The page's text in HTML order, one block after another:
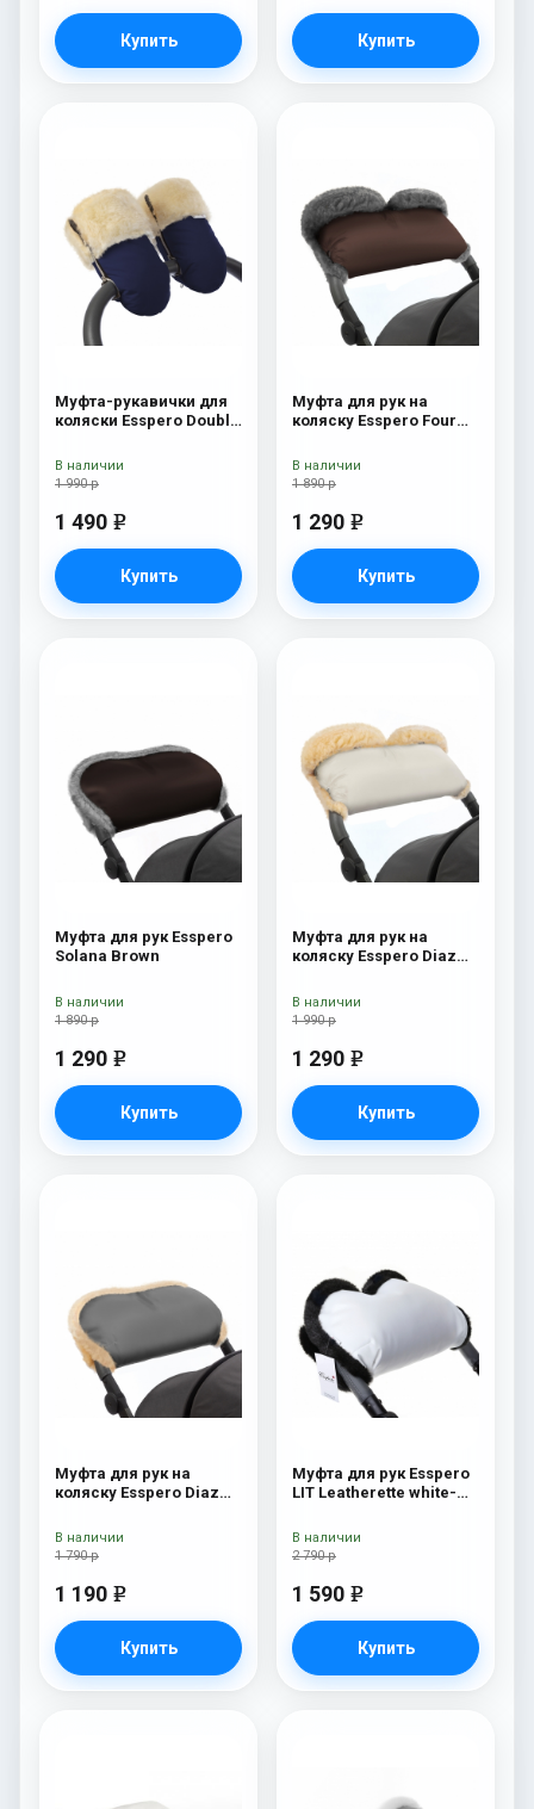
Купить Купить
Муфта-рукавички для
коляски Esspero Double
1 990 р
1 490 e
Купить
В наличии
Муфта для рук на
коляску Esspero Four
шерсть) Chocolat
1 890 р
1 290 e
Купить
В наличии
Муфта для рук Esspero
Solana Brown
1 890 р
1 290 e
Купить
В наличии
Муфта для рук на
коляску Esspero Diaz
шерсть) Beige
1 990 р
1 290 e
Купить
В наличии
Муфта для рук на
коляску Esspero Diaz
Grey
1 790 р
1 190 e
Купить
В наличии
Муфта для рук Esspero
LIT Leatherette white-
2 790 р
1 590 e
Купить
В наличии